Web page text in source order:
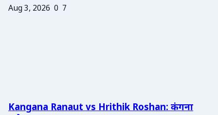
Aug 3, 2026 0 7
Kangana Ranaut vs Hrithik Roshan: कंगना